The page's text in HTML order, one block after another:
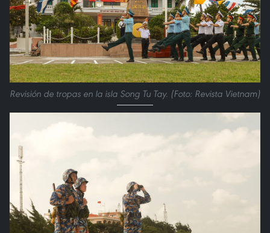
Revisión de tropas en la isla Song Tu Tay. (Foto: Revista Vietnam)